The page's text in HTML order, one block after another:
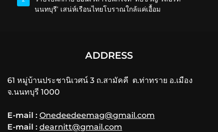
นนทบุรี’ เสน่ห์เรือนไทยโบราณใกล้แค่เอื้อม
ADDRESS
61 หมู่บ้านประชานิเวศน์ 3 ถ.สามัคคี ต.ท่าทราย อ.เมือง
จ.นนทบุรี 1000
E-mail : Onedeedeemag@gmail.com
E-mail : dearnitt@gmail.com